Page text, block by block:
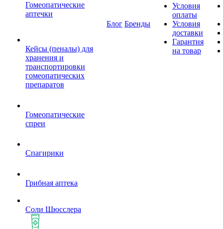
Гомеопатические
аптечки
Кейсы (пеналы) для
хранения и
транспортировки
гомеопатических
препаратов
Гомеопатические
спреи
Спагирики
Грибная аптека
Соли Шюсслера
Блог Бренды
Условия
оплаты
Условия
доставки
Гарантия
на товар